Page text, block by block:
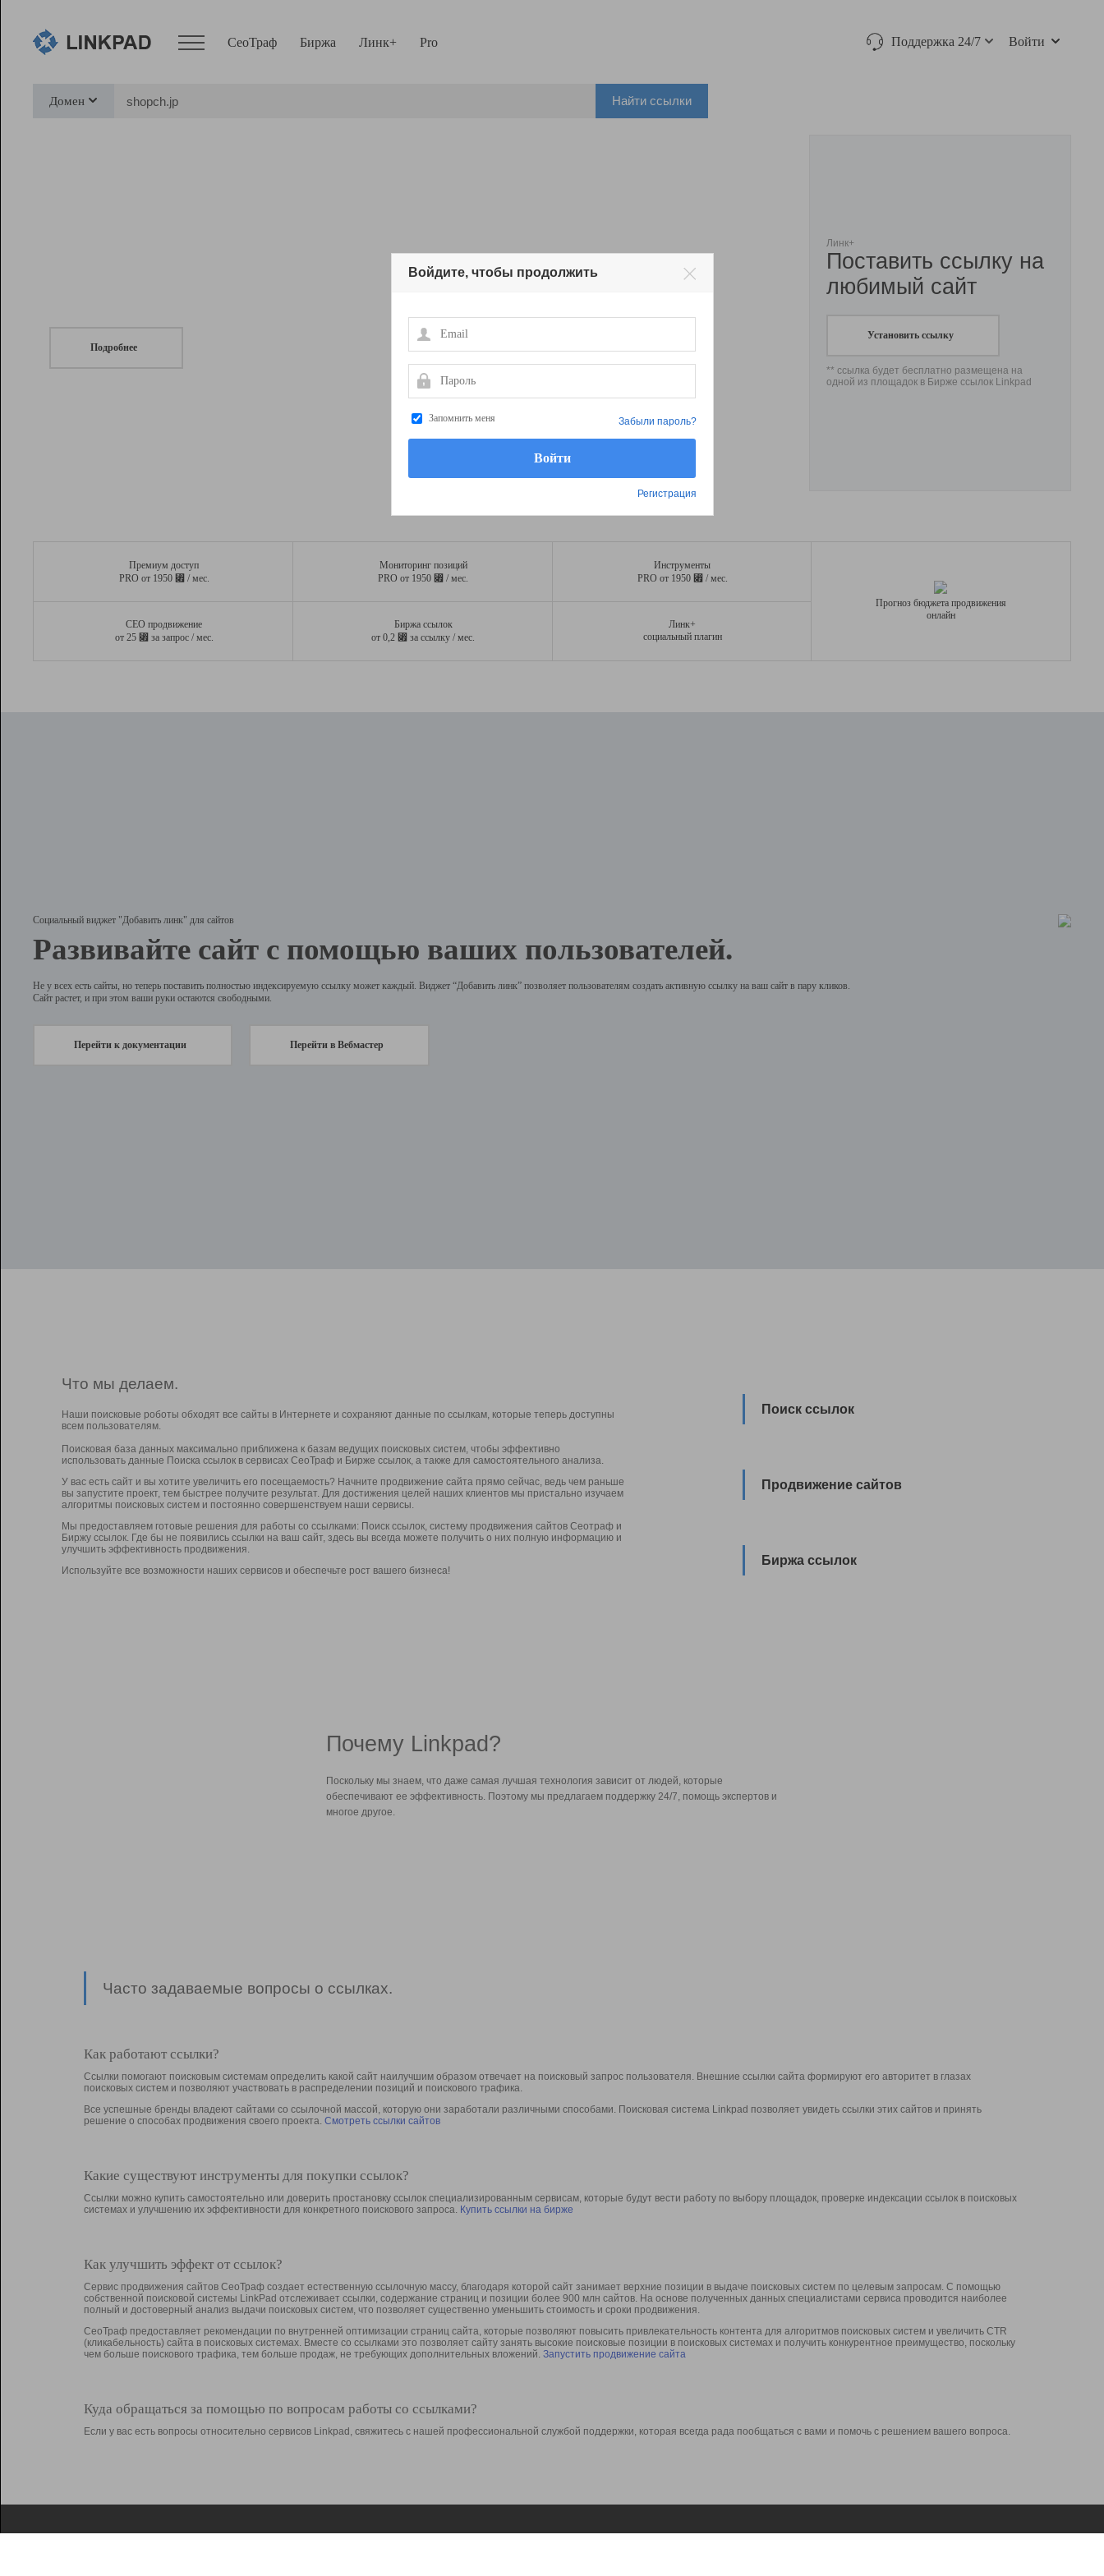
СеоТраф Биржа Линк+ Pro Поддержка 24/7 Войти
Домен Найти ссылки
Подробнее
Линк+
Поставить ссылку на
любимый сайт
Установить ссылку
** ссылка будет бесплатно размещена на
одной из площадок в Бирже ссылок Linkpad
Премиум доступ
PRO от 1950 ⃏ / мес.
Мониторинг позиций
PRO от 1950 ⃏ / мес.
Инструменты
PRO от 1950 ⃏ / мес.
СЕО продвижение
от 25 ⃏ за запрос / мес.
Биржа ссылок
от 0,2 ⃏ за ссылку / мес.
Линк+
социальный плагин
Прогноз бюджета продвижения
онлайн
Социальный виджет "Добавить линк" для сайтов
Развивайте сайт с помощью ваших пользователей.
Не у всех есть сайты, но теперь поставить полностью индексируемую ссылку может каждый. Виджет “Добавить линк” позволяет пользователям создать активную ссылку на ваш сайт в пару кликов.
Сайт растет, и при этом ваши руки остаются свободными.
Перейти к документации Перейти в Вебмастер
Что мы делаем.
Наши поисковые роботы обходят все сайты в Интернете и сохраняют данные по ссылкам, которые теперь доступны
всем пользователям.
Поисковая база данных максимально приближена к базам ведущих поисковых систем, чтобы эффективно
использовать данные Поиска ссылок в сервисах СеоТраф и Бирже ссылок, а также для самостоятельного анализа.
У вас есть сайт и вы хотите увеличить его посещаемость? Начните продвижение сайта прямо сейчас, ведь чем раньше
вы запустите проект, тем быстрее получите результат. Для достижения целей наших клиентов мы пристально изучаем
алгоритмы поисковых систем и постоянно совершенствуем наши сервисы.
Мы предоставляем готовые решения для работы со ссылками: Поиск ссылок, систему продвижения сайтов Сеотраф и
Биржу ссылок. Где бы не появились ссылки на ваш сайт, здесь вы всегда можете получить о них полную информацию и
улучшить эффективность продвижения.
Используйте все возможности наших сервисов и обеспечьте рост вашего бизнеса!
Поиск ссылок
Продвижение сайтов
Биржа ссылок
Почему Linkpad?
Поскольку мы знаем, что даже самая лучшая технология зависит от людей, которые
обеспечивают ее эффективность. Поэтому мы предлагаем поддержку 24/7, помощь экспертов и
многое другое.
Часто задаваемые вопросы о ссылках.
Как работают ссылки?
Ссылки помогают поисковым системам определить какой сайт наилучшим образом отвечает на поисковый запрос пользователя. Внешние ссылки сайта формируют его авторитет в глазах
поисковых систем и позволяют участвовать в раcпределении позиций и поискового трафика.
Все успешные бренды владеют сайтами со ссылочной массой, которую они заработали различными способами. Поисковая система Linkpad позволяет увидеть ссылки этих сайтов и принять
решение о способах продвижения своего проекта. Смотреть ссылки сайтов
Какие существуют инструменты для покупки ссылок?
Ссылки можно купить самостоятельно или доверить простановку ссылок специализированным сервисам, которые будут вести работу по выбору площадок, проверке индексации ссылок в поисковых
системах и улучшению их эффективности для конкретного поискового запроса. Купить ссылки на бирже
Как улучшить эффект от ссылок?
Сервис продвижения сайтов СеоТраф создает естественную ссылочную массу, благодаря которой сайт занимает верхние позиции в выдаче поисковых систем по целевым запросам. С помощью
собственной поисковой системы LinkPad отслеживает ссылки, содержание страниц и позиции более 900 млн сайтов. На основе полученных данных специалистами сервиса проводится наиболее
полный и достоверный анализ выдачи поисковых систем, что позволяет существенно уменьшить стоимость и сроки продвижения.
СеоТраф предоставляет рекомендации по внутренней оптимизации страниц сайта, которые позволяют повысить привлекательность контента для алгоритмов поисковых систем и увеличить CTR
(кликабельность) сайта в поисковых системах. Вместе со ссылками это позволяет сайту занять высокие поисковые позиции в поисковых системах и получить конкурентное преимущество, поскольку
чем больше поискового трафика, тем больше продаж, не требующих дополнительных вложений. Запустить продвижение сайта
Куда обращаться за помощью по вопросам работы со ссылками?
Если у вас есть вопросы относительно сервисов Linkpad, свяжитесь с нашей профессиональной службой поддержки, которая всегда рада пообщаться с вами и помочь с решением вашего вопроса.
Войдите, чтобы продолжить
Email
Пароль
Запомнить меня
Регистрация
Забыли пароль?